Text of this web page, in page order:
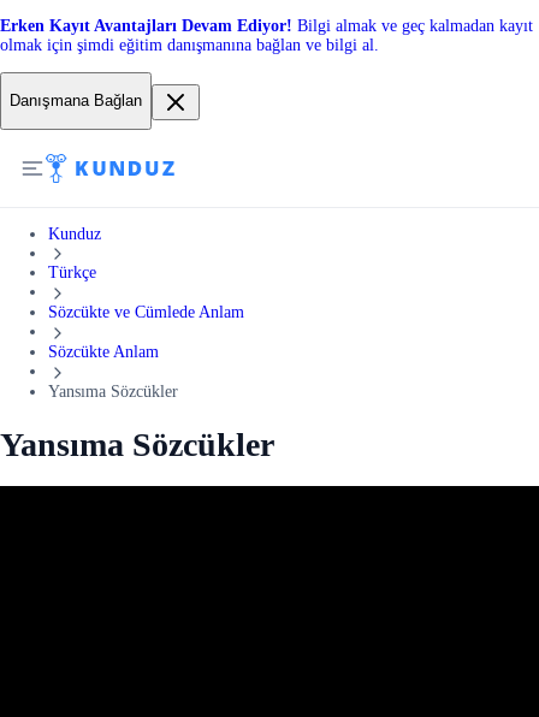
Erken Kayıt Avantajları Devam Ediyor! Bilgi almak ve geç kalmadan kayıt
olmak için şimdi eğitim danışmanına bağlan ve bilgi al.
Danışmana Bağlan
Kunduz
Türkçe
Sözcükte ve Cümlede Anlam
Sözcükte Anlam
Yansıma Sözcükler
Yansıma Sözcükler